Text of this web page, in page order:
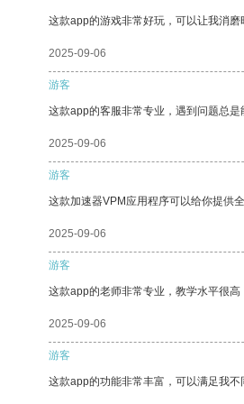
这款app的游戏非常好玩，可以让我消磨
2025-09-06
游客
这款app的客服非常专业，遇到问题总
2025-09-06
游客
这款加速器VPM应用程序可以给你提供
2025-09-06
游客
这款app的老师非常专业，教学水平很高
2025-09-06
游客
这款app的功能非常丰富，可以满足我不